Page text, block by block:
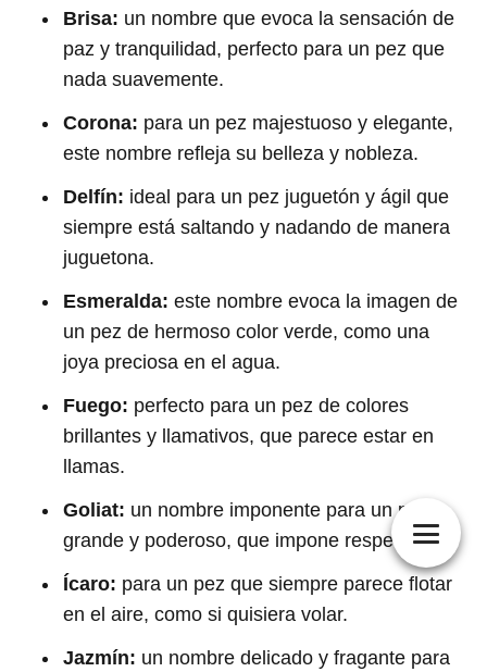
Brisa: un nombre que evoca la sensación de
paz y tranquilidad, perfecto para un pez que
nada suavemente.
Corona: para un pez majestuoso y elegante,
este nombre refleja su belleza y nobleza.
Delfín: ideal para un pez juguetón y ágil que
siempre está saltando y nadando de manera
juguetona.
Esmeralda: este nombre evoca la imagen de
un pez de hermoso color verde, como una
joya preciosa en el agua.
Fuego: perfecto para un pez de colores
brillantes y llamativos, que parece estar en
llamas.
Goliat: un nombre imponente para un pez
grande y poderoso, que impone respeto.
Ícaro: para un pez que siempre parece flotar
en el aire, como si quisiera volar.
Jazmín: un nombre delicado y fragante para